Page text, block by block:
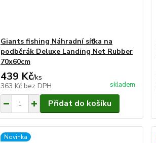
Giants fishing Náhradní síťka na
podběrák Deluxe Landing Net Rubber
70x60cm
439 Kč/ks
363 Kč bez DPH skladem
Přidat do košíku
Novinka